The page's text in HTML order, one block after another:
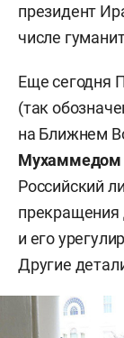
президент
числе
Еще сегодня
(так
на Ближнем
Мухаммедом
Российский
прекращения
и его
Другие